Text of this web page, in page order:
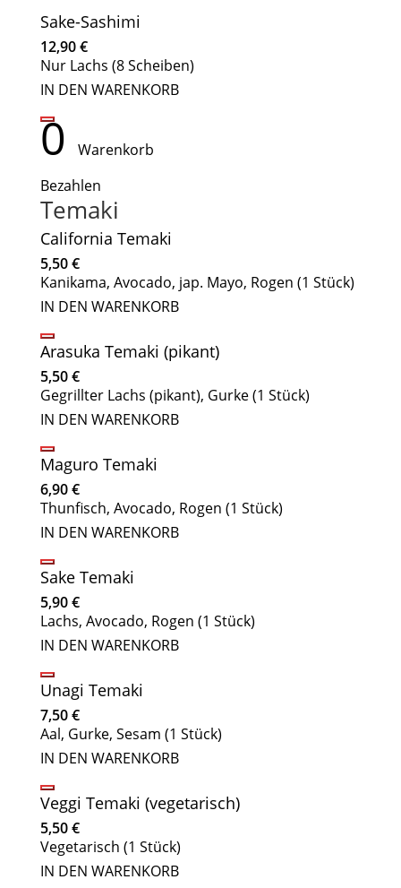
Sake-Sashimi
12,90€
Nur Lachs (8 Scheiben)
IN DEN WARENKORB
0
Warenkorb
Bezahlen
Temaki
California Temaki
5,50€
Kanikama, Avocado, jap. Mayo, Rogen (1 Stück)
IN DEN WARENKORB
Arasuka Temaki (pikant)
5,50€
Gegrillter Lachs (pikant), Gurke (1 Stück)
IN DEN WARENKORB
Maguro Temaki
6,90€
Thunfisch, Avocado, Rogen (1 Stück)
IN DEN WARENKORB
Sake Temaki
5,90€
Lachs, Avocado, Rogen (1 Stück)
IN DEN WARENKORB
Unagi Temaki
7,50€
Aal, Gurke, Sesam (1 Stück)
IN DEN WARENKORB
Veggi Temaki (vegetarisch)
5,50€
Vegetarisch (1 Stück)
IN DEN WARENKORB